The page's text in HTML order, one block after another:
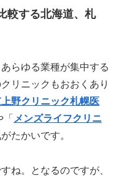
較する北海道、札
らゆる業種が集中する
リニックもおおくあり
野クリニック札幌医
メンズライフクリニ
たかいです。
ね。となるのですが、